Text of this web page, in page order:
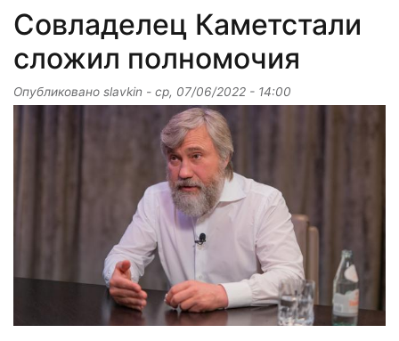
Совладелец Каметстали
сложил полномочия
Опубликовано slavkin - ср, 07/06/2022 - 14:00